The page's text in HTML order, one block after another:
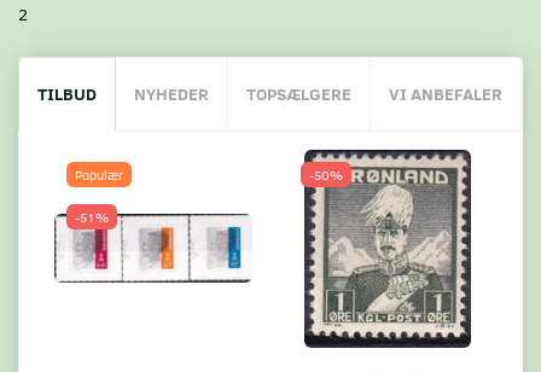
2
TILBUD NYHEDER TOPSÆLGERE VI ANBEFALER
Populær
-51%
-50%